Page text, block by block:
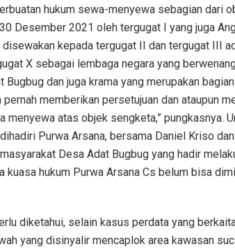
hukum sewa-menyewa sebagian dari
Desember 2021 oleh tergugat I yang juga
disewakan kepada tergugat II dan tergugat III
X sebagai lembaga negara yang
Bugbug dan juga krama yang merupakan
memberikan persetujuan dan ataupun
menyewa atas objek sengketa,” pungkasnya.
Purwa Arsana, bersama Daniel Kriso
Desa Adat Bugbug yang hadir
kuasa hukum Purwa Arsana Cs belum bisa
diketahui, selain kasus perdata yang
yang disinyalir mencaplok area kawasan